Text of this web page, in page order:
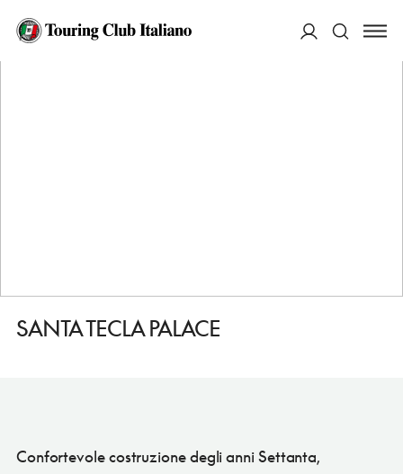
HOME
SANTA TECLA PALACE
Confortevole costruzione degli anni Settanta,